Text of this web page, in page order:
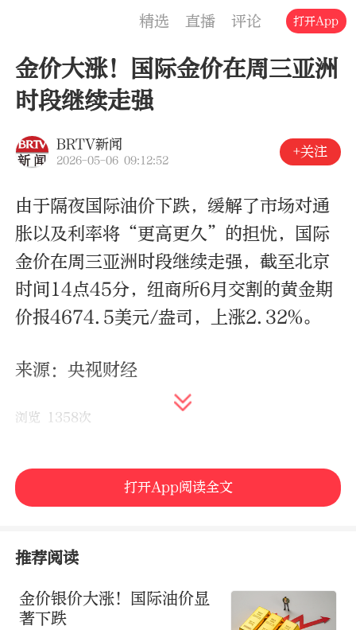
精选 直播 评论 交通 文旅
打开App
金价大涨！国际金价在周三亚洲
时段继续走强
BRTV新闻
2026-05-06 09:12:52
+关注
由于隔夜国际油价下跌，缓解了市场对通
胀以及利率将“更高更久”的担忧，国际
金价在周三亚洲时段继续走强，截至北京
时间14点45分，纽商所6月交割的黄金期
价报4674.5美元/盎司，上涨2.32%。
来源：央视财经
浏览 1358次
打开App阅读全文
推荐阅读
金价银价大涨！国际油价显
著下跌